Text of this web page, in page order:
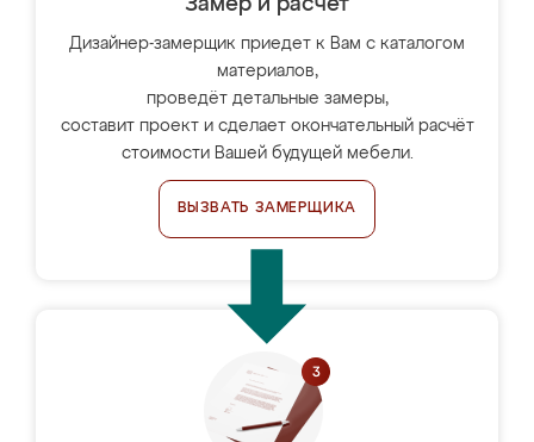
Замер и расчет
Дизайнер-замерщик приедет к Вам с каталогом
материалов,
проведёт детальные замеры,
составит проект и сделает окончательный расчёт
стоимости Вашей будущей мебели.
ВЫЗВАТЬ ЗАМЕРЩИКА